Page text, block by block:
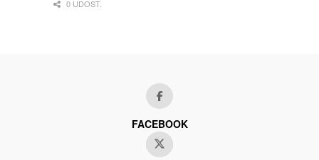
0 UDOST.
FACEBOOK